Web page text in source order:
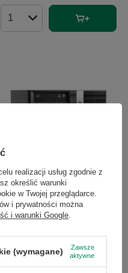
Ilość produktów
HP RP5 RSM Pentium G3420 4GB
316,00 zł
realizacji usług zgodnie z
określić warunki
w Twojej przeglądarce.
i prywatności można
i warunki Google
(wymagane)
Zawsze
aktywne